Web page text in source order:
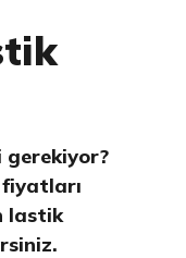
lastik